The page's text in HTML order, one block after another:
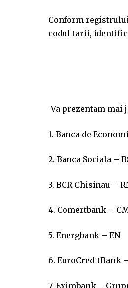
Conform
codul tarii,
Va prezentam
1. Banca de
2. Banca Sociala –
3. BCR Chisinau –
4. Comertbank –
5. Energbank – EN
6. EuroCreditBank
7. Eximbank –